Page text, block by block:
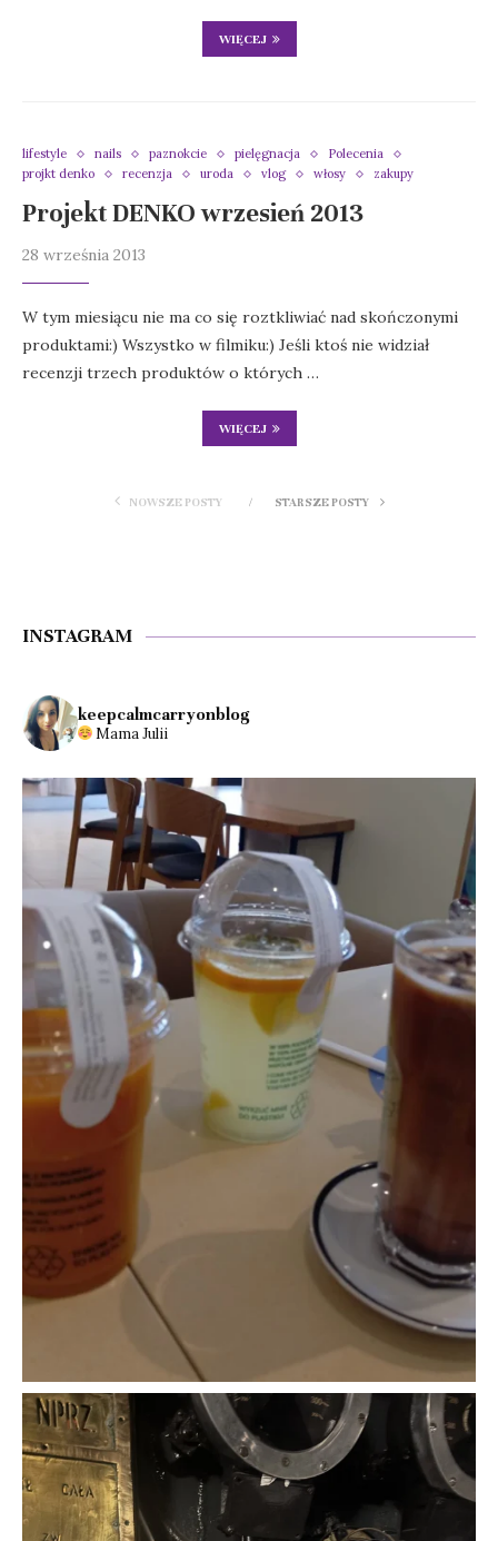
WIĘCEJ
lifestyle nails paznokcie pielęgnacja
Polecenia
projkt denko
recenzja uroda vlog włosy zakupy
Projekt DENKO wrzesień 2013
28 września 2013
W tym miesiącu nie ma co się roztkliwiać nad skończonymi
produktami:) Wszystko w filmiku:) Jeśli ktoś nie widział
recenzji trzech produktów o których …
WIĘCEJ
NOWSZE POSTY STARSZE POSTY
INSTAGRAM
keepcalmcarryonblog
Mama Julii